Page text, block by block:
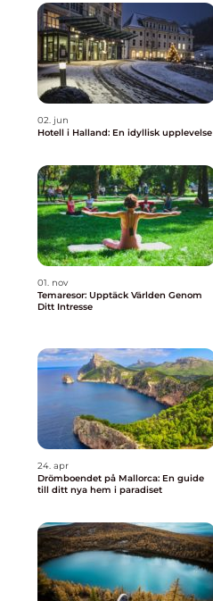
02. jun
Hotell i Halland: En idyllisk upplevelse
01. nov
Temaresor: Upptäck Världen Genom
Ditt Intresse
24. apr
Drömboendet på Mallorca: En guide
till ditt nya hem i paradiset